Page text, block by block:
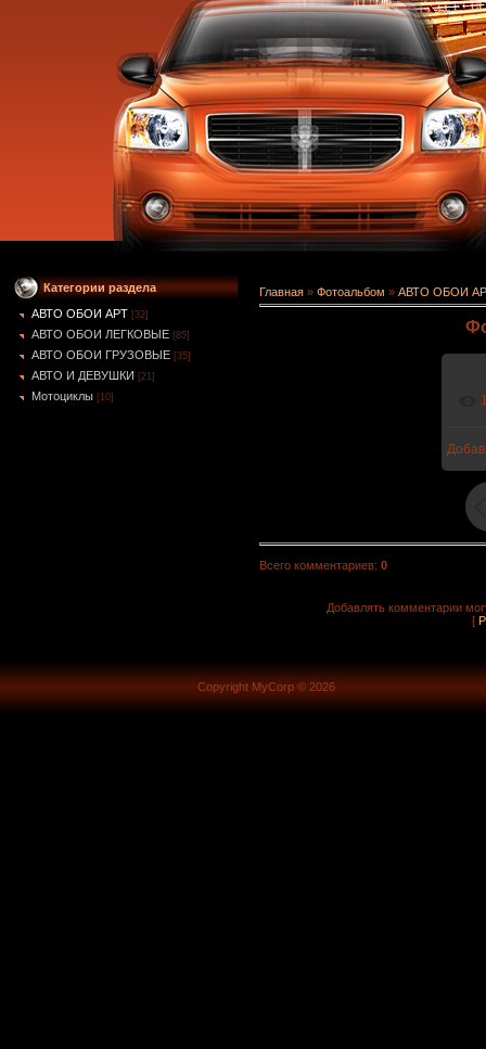
Категории раздела
АВТО ОБОИ АРТ [32]
АВТО ОБОИ ЛЕГКОВЫЕ [85]
АВТО ОБОИ ГРУЗОВЫЕ [35]
АВТО И ДЕВУШКИ [21]
Мотоциклы [10]
Главная » Фотоальбом » АВТО ОБОИ
Всего комментариев: 0
Добавлять комментарии
[
Copyright MyCorp © 2026